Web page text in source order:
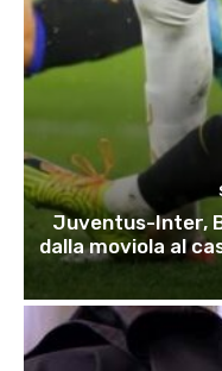
Juventus-Inter,
dalla moviola al